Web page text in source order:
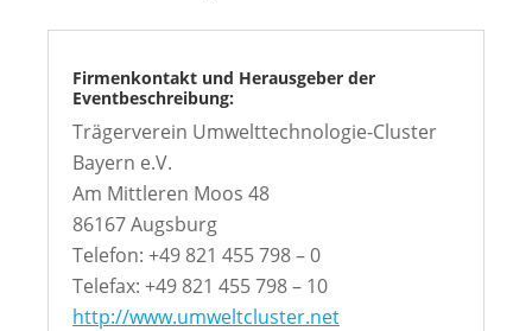
Firmenkontakt und Herausgeber der
Eventbeschreibung:
Trägerverein Umwelttechnologie-Cluster
Bayern e.V.
Am Mittleren Moos 48
86167 Augsburg
Telefon: +49 821 455 798 – 0
Telefax: +49 821 455 798 – 10
http://www.umweltcluster.net